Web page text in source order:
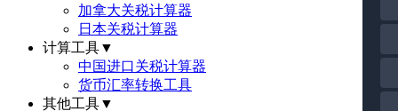
加拿大关税计算器
日本关税计算器
计算工具▼
中国进口关税计算器
货币汇率转换工具
其他工具▼